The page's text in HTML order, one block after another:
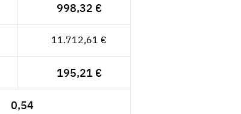
998,32 €
11.712,61 €
195,21 €
0,54